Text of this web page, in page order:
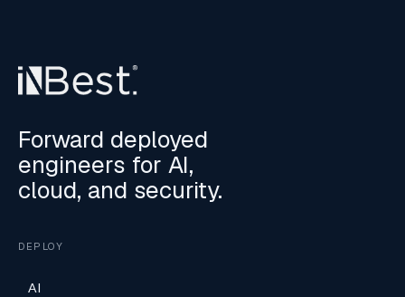
Forward deployed
engineers for AI,
cloud, and security.
DEPLOY
AI